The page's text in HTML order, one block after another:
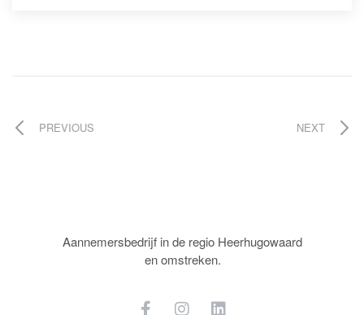
PREVIOUS NEXT
Aannemersbedrijf in de regio Heerhugowaard
en omstreken.